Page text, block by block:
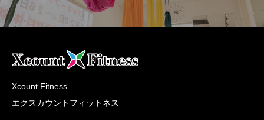
Xcount Fitness
エクスカウントフィットネス